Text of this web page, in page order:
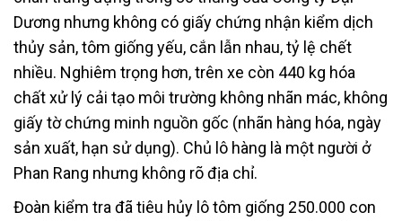
Dương nhưng không có giấy chứng nhận kiểm dịch
thủy sản, tôm giống yếu, cắn lẫn nhau, tỷ lệ chết
nhiều. Nghiêm trọng hơn, trên xe còn 440 kg hóa
chất xử lý cải tạo môi trường không nhãn mác, không
giấy tờ chứng minh nguồn gốc (nhãn hàng hóa, ngày
sản xuất, hạn sử dụng). Chủ lô hàng là một người ở
Phan Rang nhưng không rõ địa chỉ.
Đoàn kiểm tra đã tiêu hủy lô tôm giống 250.000 con